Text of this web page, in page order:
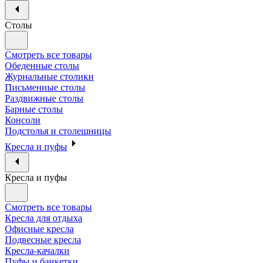
Столы
Смотреть все товары
Обеденные столы
Журнальные столики
Письменные столы
Раздвижные столы
Барные столы
Консоли
Подстолья и столешницы
Кресла и пуфы
Кресла и пуфы
Смотреть все товары
Кресла для отдыха
Офисные кресла
Подвесные кресла
Кресла-качалки